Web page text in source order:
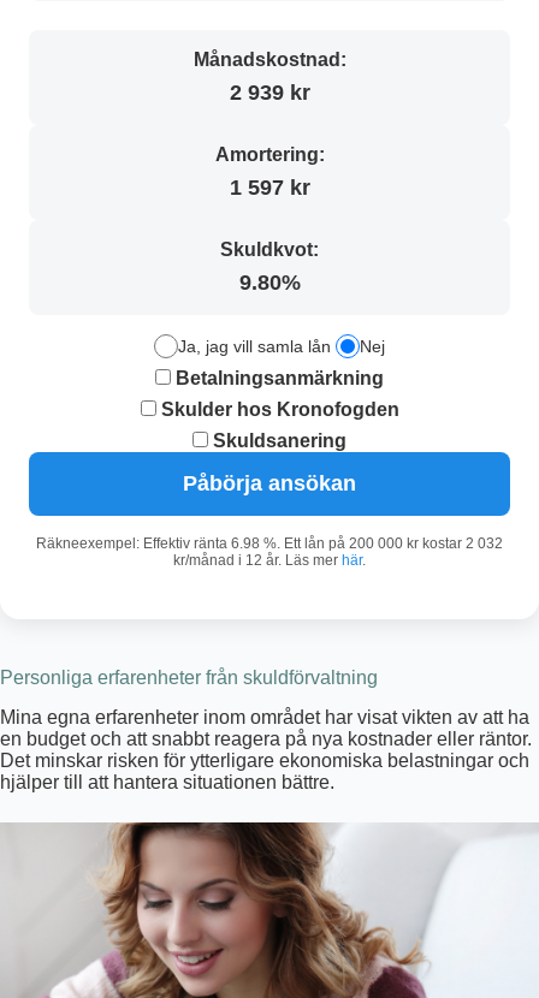
Månadskostnad:
2 939 kr
Amortering:
1 597 kr
Skuldkvot:
9.80%
Ja, jag vill samla lån Nej
Betalningsanmärkning
Skulder hos Kronofogden
Skuldsanering
Påbörja ansökan
Räkneexempel: Effektiv ränta 6.98 %. Ett lån på 200 000 kr kostar 2 032
kr/månad i 12 år. Läs mer här.
Personliga erfarenheter från skuldförvaltning
Mina egna erfarenheter inom området har visat vikten av att ha
en budget och att snabbt reagera på nya kostnader eller räntor.
Det minskar risken för ytterligare ekonomiska belastningar och
hjälper till att hantera situationen bättre.